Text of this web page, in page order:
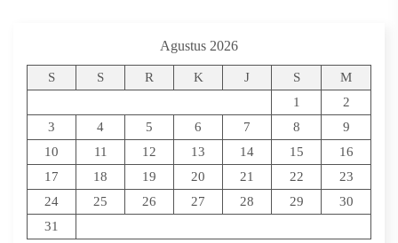
Agustus 2026
S S R K J S
M
1
2
3
4 5 6 7 8
9
10
11 12 13 14 15
16
17
18 19 20 21 22
23
24
25 26 27 28 29
30
31